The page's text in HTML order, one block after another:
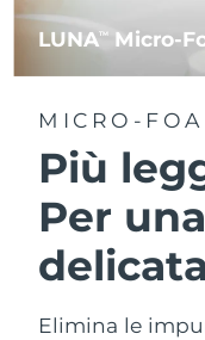
LUNATM Micro-
MICRO-
Più
Per
Elimina le